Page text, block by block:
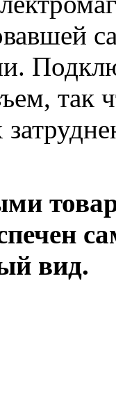
так
вид.